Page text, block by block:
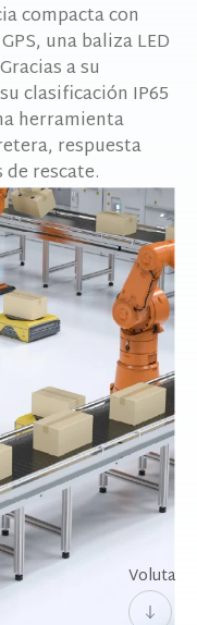
compacta con
una baliza LED
a su
clasificación IP65
herramienta
respuesta
rescate.
Voluta